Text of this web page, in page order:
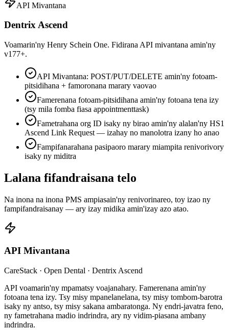
API Mivantana
Dentrix Ascend
Voamarin'ny Henry Schein One. Fidirana API mivantana amin'ny
v177+.
API Mivantana: POST/PUT/DELETE amin'ny fotoam-
pitsidihana + famoronana marary vaovao
Famerenana fotoam-pitsidihana amin'ny fotoana tena izy
(tsy mila fomba fiasa appointmenttask)
Fametrahana org ID isaky ny birao amin'ny alalan'ny HS1
Ascend Link Request — izahay no manolotra izany ho anao
Fampifanarahana pasipaoro marary miampita renivorivory
isaky ny miditra
Lalana fifandraisana telo
Na inona na inona PMS ampiasain'ny renivorinareo, toy izao ny
fampifandraisanay — ary izay midika amin'izay azo atao.
API Mivantana
CareStack · Open Dental · Dentrix Ascend
API voamarin'ny mpamatsy voajanahary. Famerenana amin'ny
fotoana tena izy. Tsy misy mpanelanelana, tsy misy tombom-barotra
isaky ny antso, tsy misy sakana ambaratonga. Ny endri-javatra feno,
ny fametrahana madio indrindra, ary ny vidim-piasana ambany
indrindra.